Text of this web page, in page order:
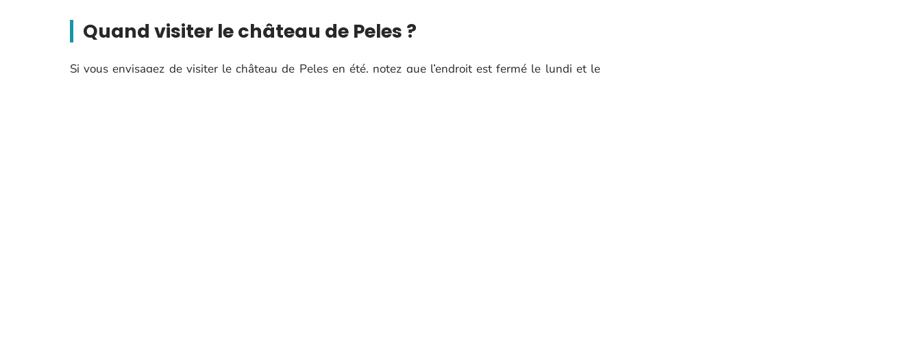
Quand visiter le château de Peles ?
Si vous envisagez de visiter le château de Peles en été, notez que l’endroit est fermé le lundi et le